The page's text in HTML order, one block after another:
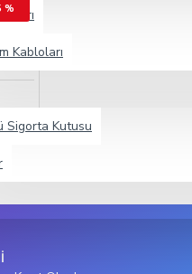
Kabloları
Sigorta Kutusu
%